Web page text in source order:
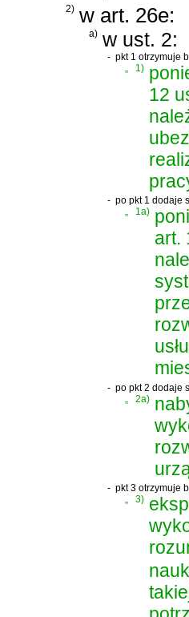
2) w art. 26e:
a) w ust. 2:
- pkt 1 otrzymuje
1)
12
- po pkt 1 dodaje
„
1a)
art.
- po pkt 2 dodaje
2a)
- pkt 3 otrzymuje
„
3)